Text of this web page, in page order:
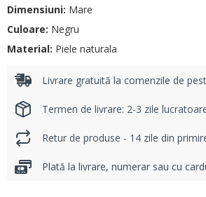
Dimensiuni: Mare
Culoare: Negru
Material: Piele naturala
Livrare gratuită la comenzile de
Termen de livrare: 2-3 zile
Retur de produse - 14 zile din
Plată la livrare, numerar sau cu